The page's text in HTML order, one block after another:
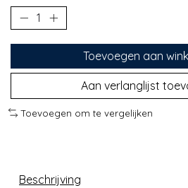
Toevoegen aan
Aan verlanglijst
Toevoegen om te vergelijken
Beschrijving